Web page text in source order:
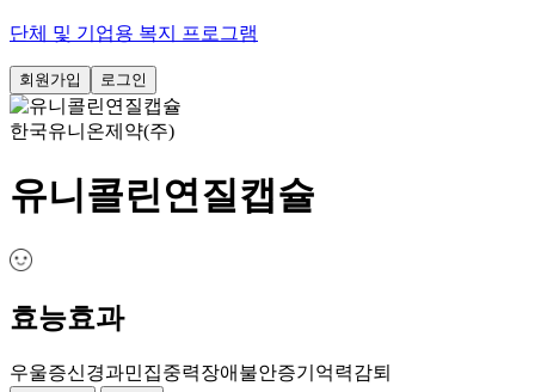
단체 및 기업용 복지 프로그램
회원가입 로그인
한국유니온제약(주)
유니콜린연질캡슐
효능효과
우울증신경과민집중력장애 불안증기억력감퇴